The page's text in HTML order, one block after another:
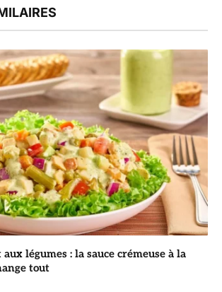
légumes : la sauce crémeuse à la
tout